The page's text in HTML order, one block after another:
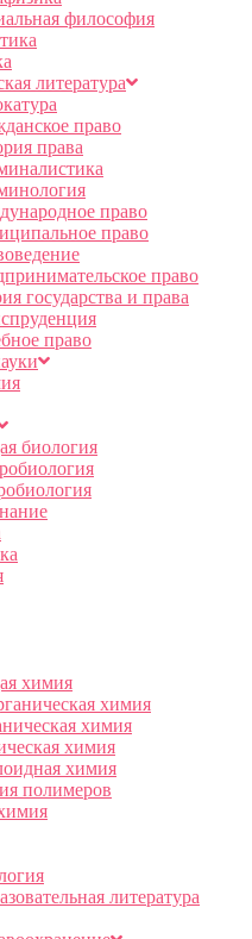
философия
литература
право
права
право
право
право
государства и права
право
биология
химия
химия
химия
химия
химия
полимеров
литература